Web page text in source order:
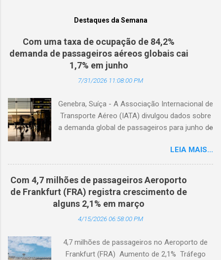
Destaques da Semana
Com uma taxa de ocupação de 84,2%
demanda de passageiros aéreos globais cai
1,7% em junho
7/31/2026 11:08:00 PM
Genebra, Suíça - A Associação Internacional de
Transporte Aéreo (IATA) divulgou dados sobre
a demanda global de passageiros para junho de
passageiros-quilômetro pagos (RPK), caiu 1,7%
em comparação com junho de 2025. Excluindo
o Oriente Médio, a demanda diminuiu 0,6%. A
capacidade total, medida em assentos-
quilômetro disponíveis (ASK), diminuiu 1,3% em
relação ao ano anterior. A taxa de ocupação foi
de 84,2% (-0,4 ponto percentual em
internacional caiu 0,9% em comparação com
junho de 2025. Excluindo o Oriente Médio, a
LEIA MAIS...
Com 4,7 milhões de passageiros Aeroporto
de Frankfurt (FRA) registra crescimento de
alguns 2,1% em março
4/15/2026 06:58:00 PM
4,7 milhões de passageiros no Aeroporto de
Frankfurt (FRA) Aumento de 2,1% Tráfego